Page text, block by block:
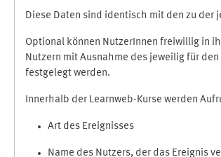
Diese Daten sind identisch mit den zu der
Optional können NutzerInnen freiwillig in
Nutzern mit Ausnahme des jeweilig für
festgelegt werden.
Innerhalb der Learnweb-Kurse werden
Art des Ereignisses
Name des Nutzers, der das Ereignis